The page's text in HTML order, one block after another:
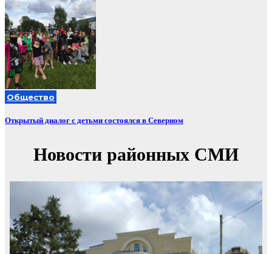
Общество
Открытый диалог с детьми состоялся в Северном